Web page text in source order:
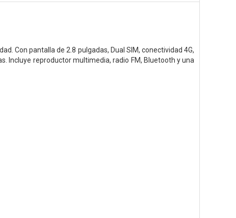
Con pantalla de 2.8 pulgadas, Dual SIM, conectividad 4G,
Incluye reproductor multimedia, radio FM, Bluetooth y una